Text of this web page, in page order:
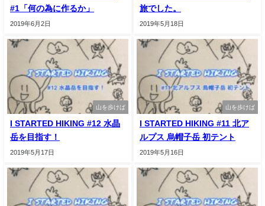
#1「何の為に作るか」
2019年6月2日
旅でした。
2019年5月18日
山を歩けば
I STARTED HIKING #12 水晶
岳を目指す！
2019年5月17日
山を歩けば
I STARTED HIKING #11 北ア
ルプス 烏帽子岳 初テント
2019年5月16日